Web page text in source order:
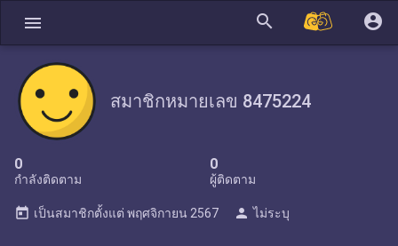
menu search account_circle
สมาชิกหมายเลข 8475224
0
กำลังติดตาม
0
ผู้ติดตาม
today เป็นสมาชิกตั้งแต่ พฤศจิกายน 2567 person ไม่ระบุ